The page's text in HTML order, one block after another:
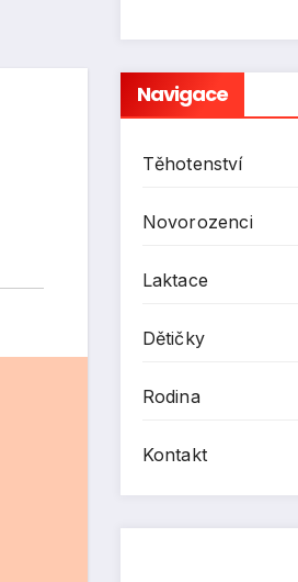
Navigace
Těhotenství
Novorozenci
Laktace
Dětičky
Rodina
Kontakt